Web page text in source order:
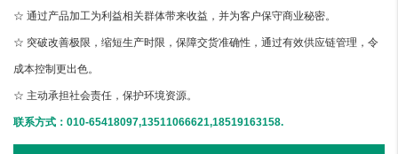
☆ 通过产品加工为利益相关群体带来收益，并为客户保守商业秘密。
☆ 突破改善极限，缩短生产时限，保障交货准确性，通过有效供应链管理，令
成本控制更出色。
☆ 主动承担社会责任，保护环境资源。
联系方式：010-65418097,13511066621,18519163158.